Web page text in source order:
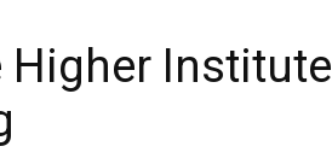
Higher Institute